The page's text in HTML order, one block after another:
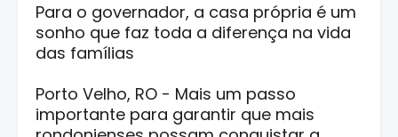
Para o governador, a casa própria é um
sonho que faz toda a diferença na vida
das famílias
Porto Velho, RO - Mais um passo
importante para garantir que mais